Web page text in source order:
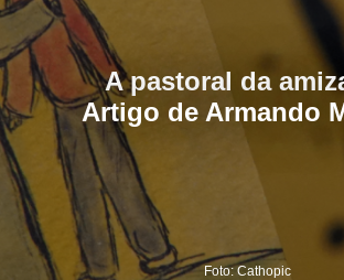
A pastoral da
Artigo de Armando
Foto: Cathopic